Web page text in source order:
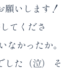
願いします！
てくださ
なかったか。
した（泣） そ